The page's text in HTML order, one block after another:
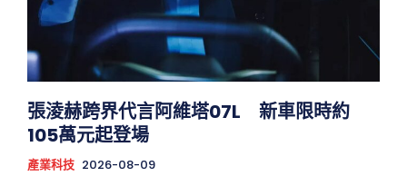
張淩赫跨界代言阿維塔07L 新車限時約
105萬元起登場
產業科技 2026-08-09